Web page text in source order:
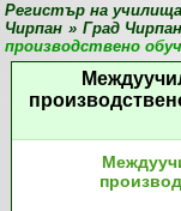
Регистър на
Чирпан » Град Чирпан
производствено